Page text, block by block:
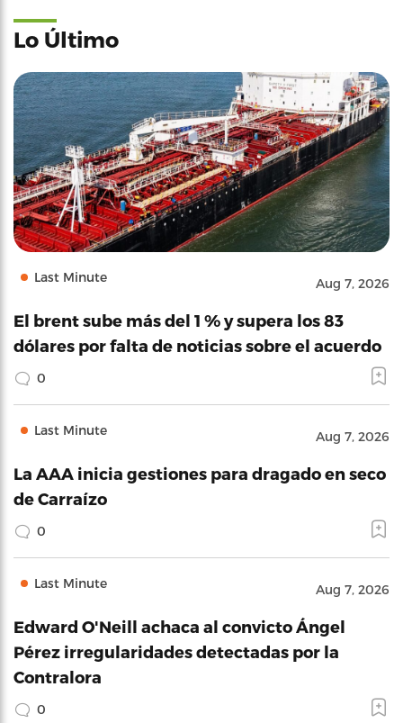
Lo Último
Last Minute Aug 7, 2026
El brent sube más del 1 % y supera los 83
dólares por falta de noticias sobre el acuerdo
0
Last Minute Aug 7, 2026
La AAA inicia gestiones para dragado en seco
de Carraízo
0
Last Minute Aug 7, 2026
Edward O'Neill achaca al convicto Ángel
Pérez irregularidades detectadas por la
Contralora
0